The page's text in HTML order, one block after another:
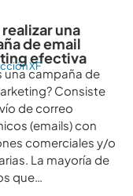
una
de email
efectiva
XF
una campaña de
Consiste
de correo
(emails) con
comerciales y/o
La mayoría de
que…